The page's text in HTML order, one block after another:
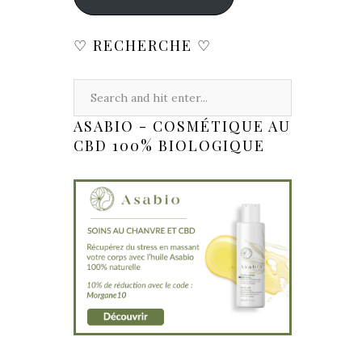
♡ RECHERCHE ♡
ASABIO - COSMÉTIQUE AU
CBD 100% BIOLOGIQUE